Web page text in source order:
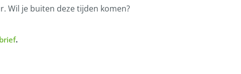
Wil je buiten deze tijden komen?
.